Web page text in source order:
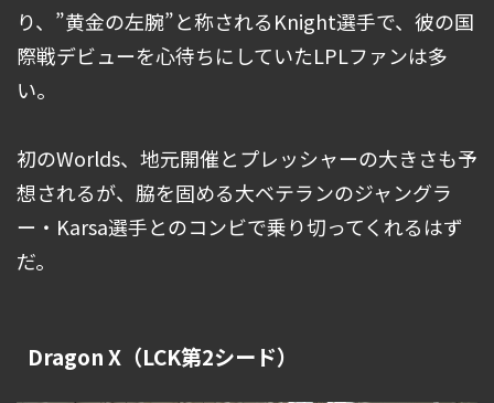
り、”黄金の左腕”と称されるKnight選手で、彼の国
際戦デビューを心待ちにしていたLPLファンは多
い。
初のWorlds、地元開催とプレッシャーの大きさも予
想されるが、脇を固める大ベテランのジャングラ
ー・Karsa選手とのコンビで乗り切ってくれるはず
だ。
Dragon X（LCK第2シード）